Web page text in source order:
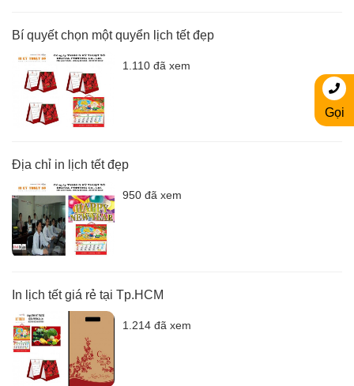
Bí quyết chọn một quyển lịch tết đẹp
1.110 đã xem
Địa chỉ in lịch tết đẹp
950 đã xem
In lịch tết giá rẻ tại Tp.HCM
1.214 đã xem
Gọi